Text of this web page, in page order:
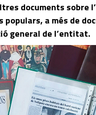
documents sobre
a més de
general de l’entitat.